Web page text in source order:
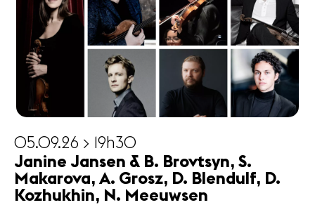
05.09.26 > 19h30
Janine Jansen & B. Brovtsyn, S.
Makarova, A. Grosz, D. Blendulf, D.
Kozhukhin, N. Meeuwsen